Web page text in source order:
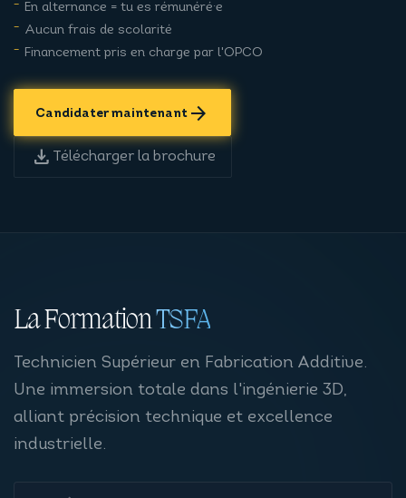
En alternance = tu es rémunéré·e
Aucun frais de scolarité
Financement pris en charge par l'OPCO
Candidater maintenant arrow_forward
download
Télécharger la brochure
La FormationTSFA
Technicien Supérieur en Fabrication Additive.
Une immersion totale dans l'ingénierie 3D,
alliant précision technique et excellence
industrielle.